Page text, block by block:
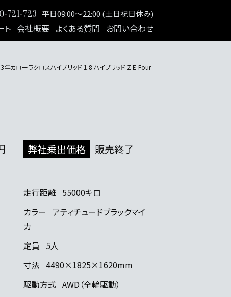
721-723 平日09:00～22:00 (土日祝日休み)
ト 会社概要 よくある質問 お問い合わせ
年カローラクロスハイブリッド 1.8 ハイブリッド Z E-Four
弊社乗出価格 販売終了
走行距離 55000キロ
カラー アティチュードブラックマイ
カ
定員
5人
寸法 4490×1825×1620mm
駆動方式 AWD（全輪駆動）